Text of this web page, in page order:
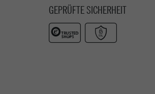
GEPRÜFTE SICHERHEIT